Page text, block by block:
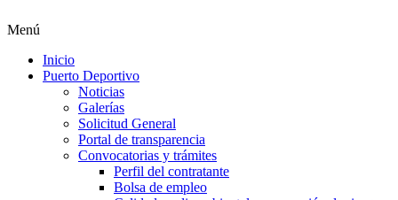
Menú
Inicio
Puerto Deportivo
Noticias
Galerías
Solicitud General
Portal de transparencia
Convocatorias y trámites
Perfil del contratante
Bolsa de empleo